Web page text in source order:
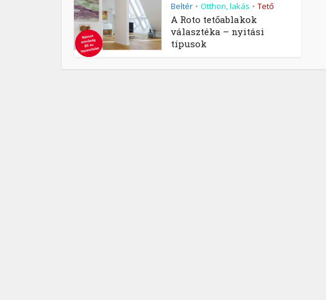
Beltér • Otthon, lakás • Tető
A Roto tetőablakok
választéka – nyitási
típusok